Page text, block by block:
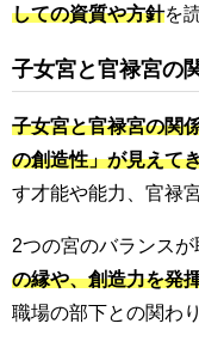
しての資質や方針を
子女宮と官禄宮の
子女宮と官禄宮の関
の創造性」が見えて
す才能や能力、官禄
2つの宮のバランスが
の縁や、創造力を発
職場の部下との関わ